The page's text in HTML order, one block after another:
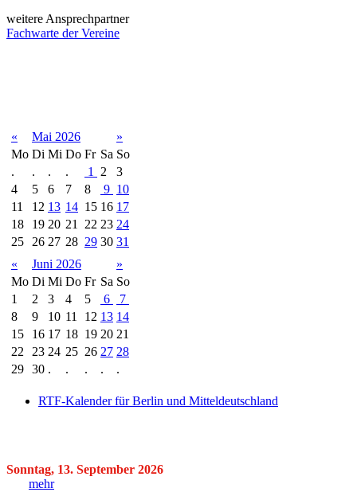
weitere Ansprechpartner
Fachwarte der Vereine
« Mai 2026
»
Mo Di Mi Do Fr Sa So
.
. . . 1 2
3
4
5 6 7 8 9 10
11
12 13 14 15 16 17
18
19 20 21 22 23 24
25
26 27 28 29 30 31
«
Juni 2026
»
Mo Di Mi Do Fr Sa So
1
2 3 4 5 6
7
8
9 10 11 12 13 14
15
16 17 18 19 20 21
22
23 24 25 26 27 28
29 30 . . . . .
RTF-Kalender für Berlin und Mitteldeutschland
Sonntag, 13. September 2026
mehr